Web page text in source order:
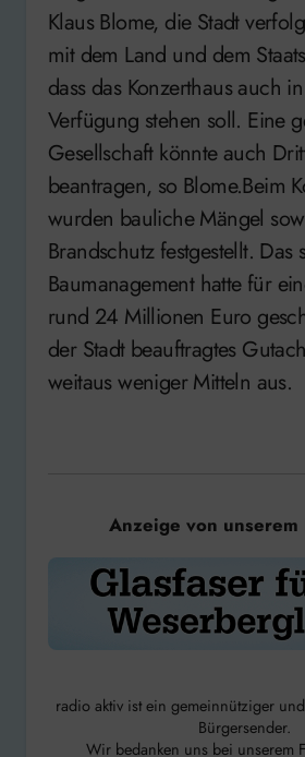
Klaus Blome, die Stadt
mit dem Land und dem
dass das Konzerthaus auch
Verfügung stehen soll. Eine
Gesellschaft könnte auch
beantragen, so Blome.Beim
wurden bauliche Mängel
Brandschutz festgestellt. Das
Baumanagement hatte für
rund 24 Millionen Euro
der Stadt beauftragtes
weitaus weniger Mitteln aus.
Anzeige von
radio aktiv ist ein gemeinnütziger
Bürgersender.
Wir bedanken uns bei unserem